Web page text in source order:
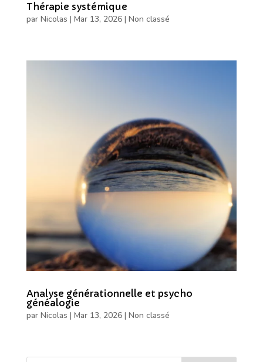
Thérapie systémique
par Nicolas | Mar 13, 2026| Non classé
Analyse générationnelle et psycho
généalogie
par Nicolas | Mar 13, 2026| Non classé